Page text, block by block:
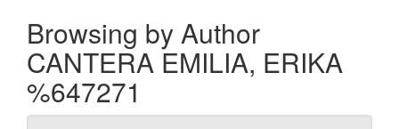
Browsing by Author
CANTERA EMILIA, ERIKA
%647271